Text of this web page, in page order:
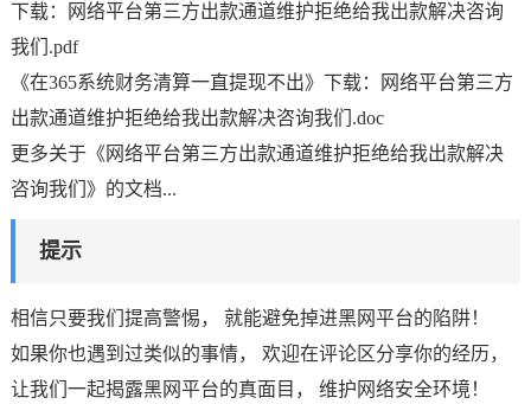
下载：网络平台第三方出款通道维护拒绝给我出款解决咨询
我们.pdf
《在365系统财务清算一直提现不出》下载：网络平台第三方
出款通道维护拒绝给我出款解决咨询我们.doc
更多关于《网络平台第三方出款通道维护拒绝给我出款解决
咨询我们》的文档...
提示
相信只要我们提高警惕， 就能避免掉进黑网平台的陷阱！
如果你也遇到过类似的事情， 欢迎在评论区分享你的经历，
让我们一起揭露黑网平台的真面目， 维护网络安全环境！